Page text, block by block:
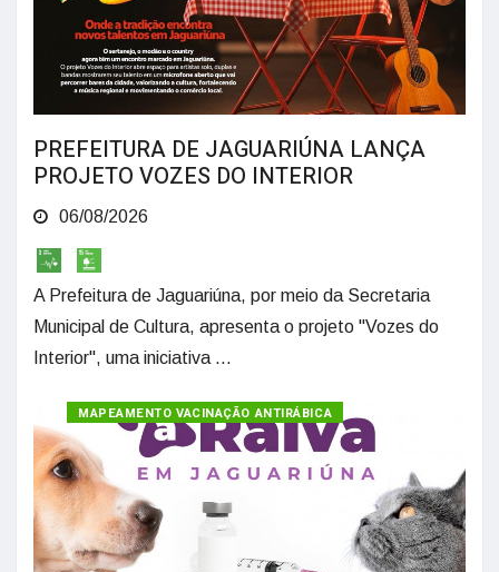
PREFEITURA DE JAGUARIÚNA LANÇA
PROJETO VOZES DO INTERIOR
06/08/2026
A Prefeitura de Jaguariúna, por meio da Secretaria
Municipal de Cultura, apresenta o projeto "Vozes do
Interior", uma iniciativa ...
MAPEAMENTO VACINAÇÃO ANTIRÁBICA